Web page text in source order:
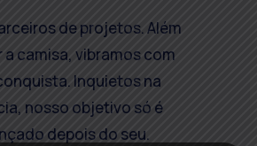
de projetos. Além
a camisa, vibramos com
Inquietos na
nosso objetivo só é
depois do seu.